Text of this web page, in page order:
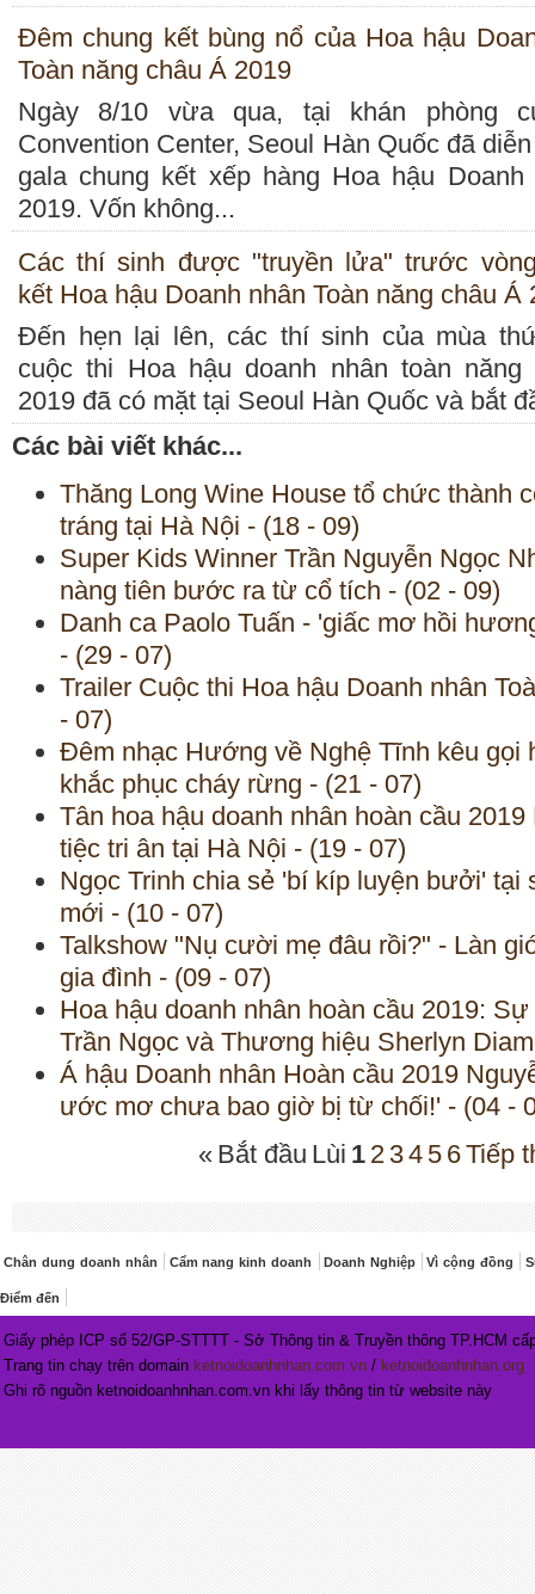
Đêm chung kết bùng nổ của Hoa hậu
Toàn năng châu Á 2019
Ngày 8/10 vừa qua, tại khán phòng
Convention Center, Seoul Hàn Quốc đã
gala chung kết xếp hàng Hoa hậu
2019. Vốn không...
Các thí sinh được "truyền lửa" trước
kết Hoa hậu Doanh nhân Toàn năng châu Á
Đến hẹn lại lên, các thí sinh của mùa
cuộc thi Hoa hậu doanh nhân toàn năng
2019 đã có mặt tại Seoul Hàn Quốc và bắt
Các bài viết khác...
Thăng Long Wine House tổ chức thành
tráng tại Hà Nội - (18 - 09)
Super Kids Winner Trần Nguyễn Ngọc
nàng tiên bước ra từ cổ tích - (02 - 09)
Danh ca Paolo Tuấn - 'giấc mơ hồi
- (29 - 07)
Trailer Cuộc thi Hoa hậu Doanh nhân
- 07)
Đêm nhạc Hướng về Nghệ Tĩnh kêu gọi
khắc phục cháy rừng - (21 - 07)
Tân hoa hậu doanh nhân hoàn cầu
tiệc tri ân tại Hà Nội - (19 - 07)
Ngọc Trinh chia sẻ 'bí kíp luyện bưởi' tại
mới - (10 - 07)
Talkshow "Nụ cười mẹ đâu rồi?" - Làn
gia đình - (09 - 07)
Hoa hậu doanh nhân hoàn cầu 2019:
Trần Ngọc và Thương hiệu Sherlyn
Á hậu Doanh nhân Hoàn cầu 2019
ước mơ chưa bao giờ bị từ chối!' - (04 -
« Bắt đầu Lùi 1 2 34 5 6Tiếp
Chân dung doanh nhân Cẩm nang kinh doanh Doanh Nghiệp Vì cộng đồng
Điểm đến
Giấy phép ICP số 52/GP-STTTT - Sở Thông tin & Truyền thông TP.HCM
Trang tin chạy trên domain ketnoidoanhnhan.com.vn / ketnoidoanhnhan.org
Ghi rõ nguồn ketnoidoanhnhan.com.vn khi lấy thông tin từ website này